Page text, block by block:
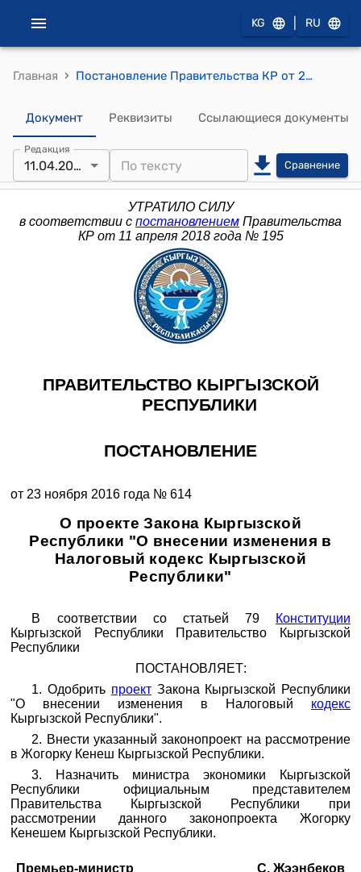
KG RU
Главная › Постановление Правительства КР от 23 ноября 2016 года № 614 "О проекте Закона Кыргызской Республики "О внесении изменения в Налоговый кодекс Кыргызской Республики""
Документ Реквизиты Ссылающиеся документы
Редакция
11.04.2018 Сравнение